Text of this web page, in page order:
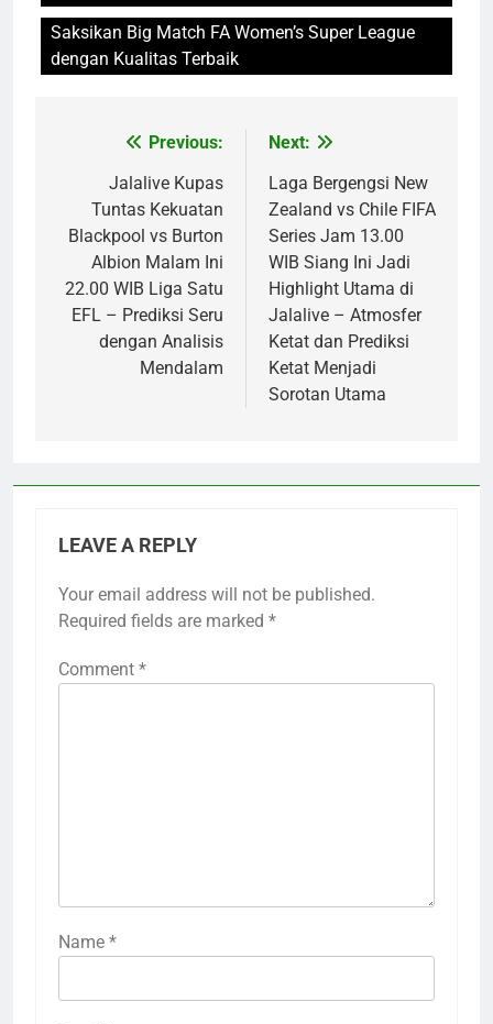
Saksikan Big Match FA Women’s Super League
dengan Kualitas Terbaik
navigation
Previous:
Jalalive Kupas
Tuntas Kekuatan
Blackpool vs Burton
Albion Malam Ini
22.00 WIB Liga Satu
EFL – Prediksi Seru
dengan Analisis
Mendalam
Next:
Laga Bergengsi New
Zealand vs Chile FIFA
Series Jam 13.00
WIB Siang Ini Jadi
Highlight Utama di
Jalalive – Atmosfer
Ketat dan Prediksi
Ketat Menjadi
Sorotan Utama
LEAVE A REPLY
Your email address will not be published.
Required fields are marked *
Comment *
Name *